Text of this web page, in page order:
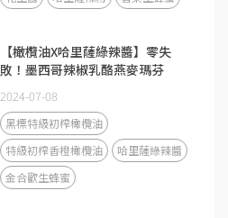
【橄欖油X哈里薩綠辣醬】零失
敗！墨西哥辣椒乳酪燕麥瑪芬
2024-07-08
黑標特級初榨橄欖油
特級初榨香橙橄欖油
哈里薩綠辣醬
金合歡生蜂蜜